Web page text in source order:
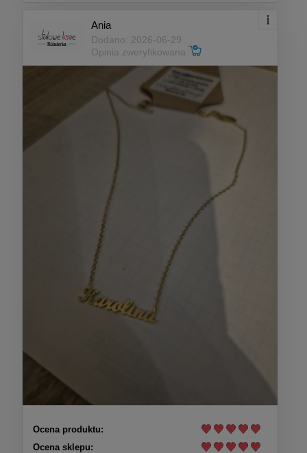
Ania
Dodano: 2026-06-29
Opinia zweryfikowana
Ocena produktu:
Ocena sklepu: